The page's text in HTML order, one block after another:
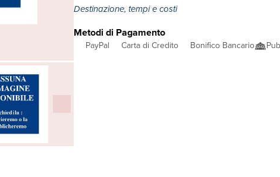
Destinazione, tempi e costi
Metodi di Pagamento
PayPal Carta di Credito Bonifico Bancario